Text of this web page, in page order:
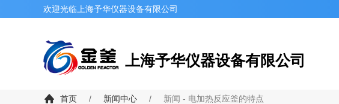
欢迎光临上海予华仪器设备有限公司
上海予华仪器设备有限公司
首页 / 新闻中心 / 新闻 - 电加热反应釜的特点